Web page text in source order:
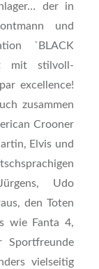
der in
und
`BLACK
mit stilvoll-
excellence!
zusammen
Crooner
Elvis und
Udo
den Toten
wie Fanta 4,
Sportfreunde
vielseitig